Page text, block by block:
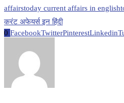
affairstoday current affairs in english
करंट अफेयर्स इन हिंदी
0 FacebookTwitterPinterestLinkedin